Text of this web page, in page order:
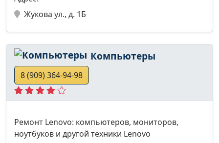
Жукова ул., д. 1Б
Компьютеры
8 (909) 364-94-98
Ремонт Lenovo: компьютеров, мониторов,
ноутбуков и другой техники Lenovo